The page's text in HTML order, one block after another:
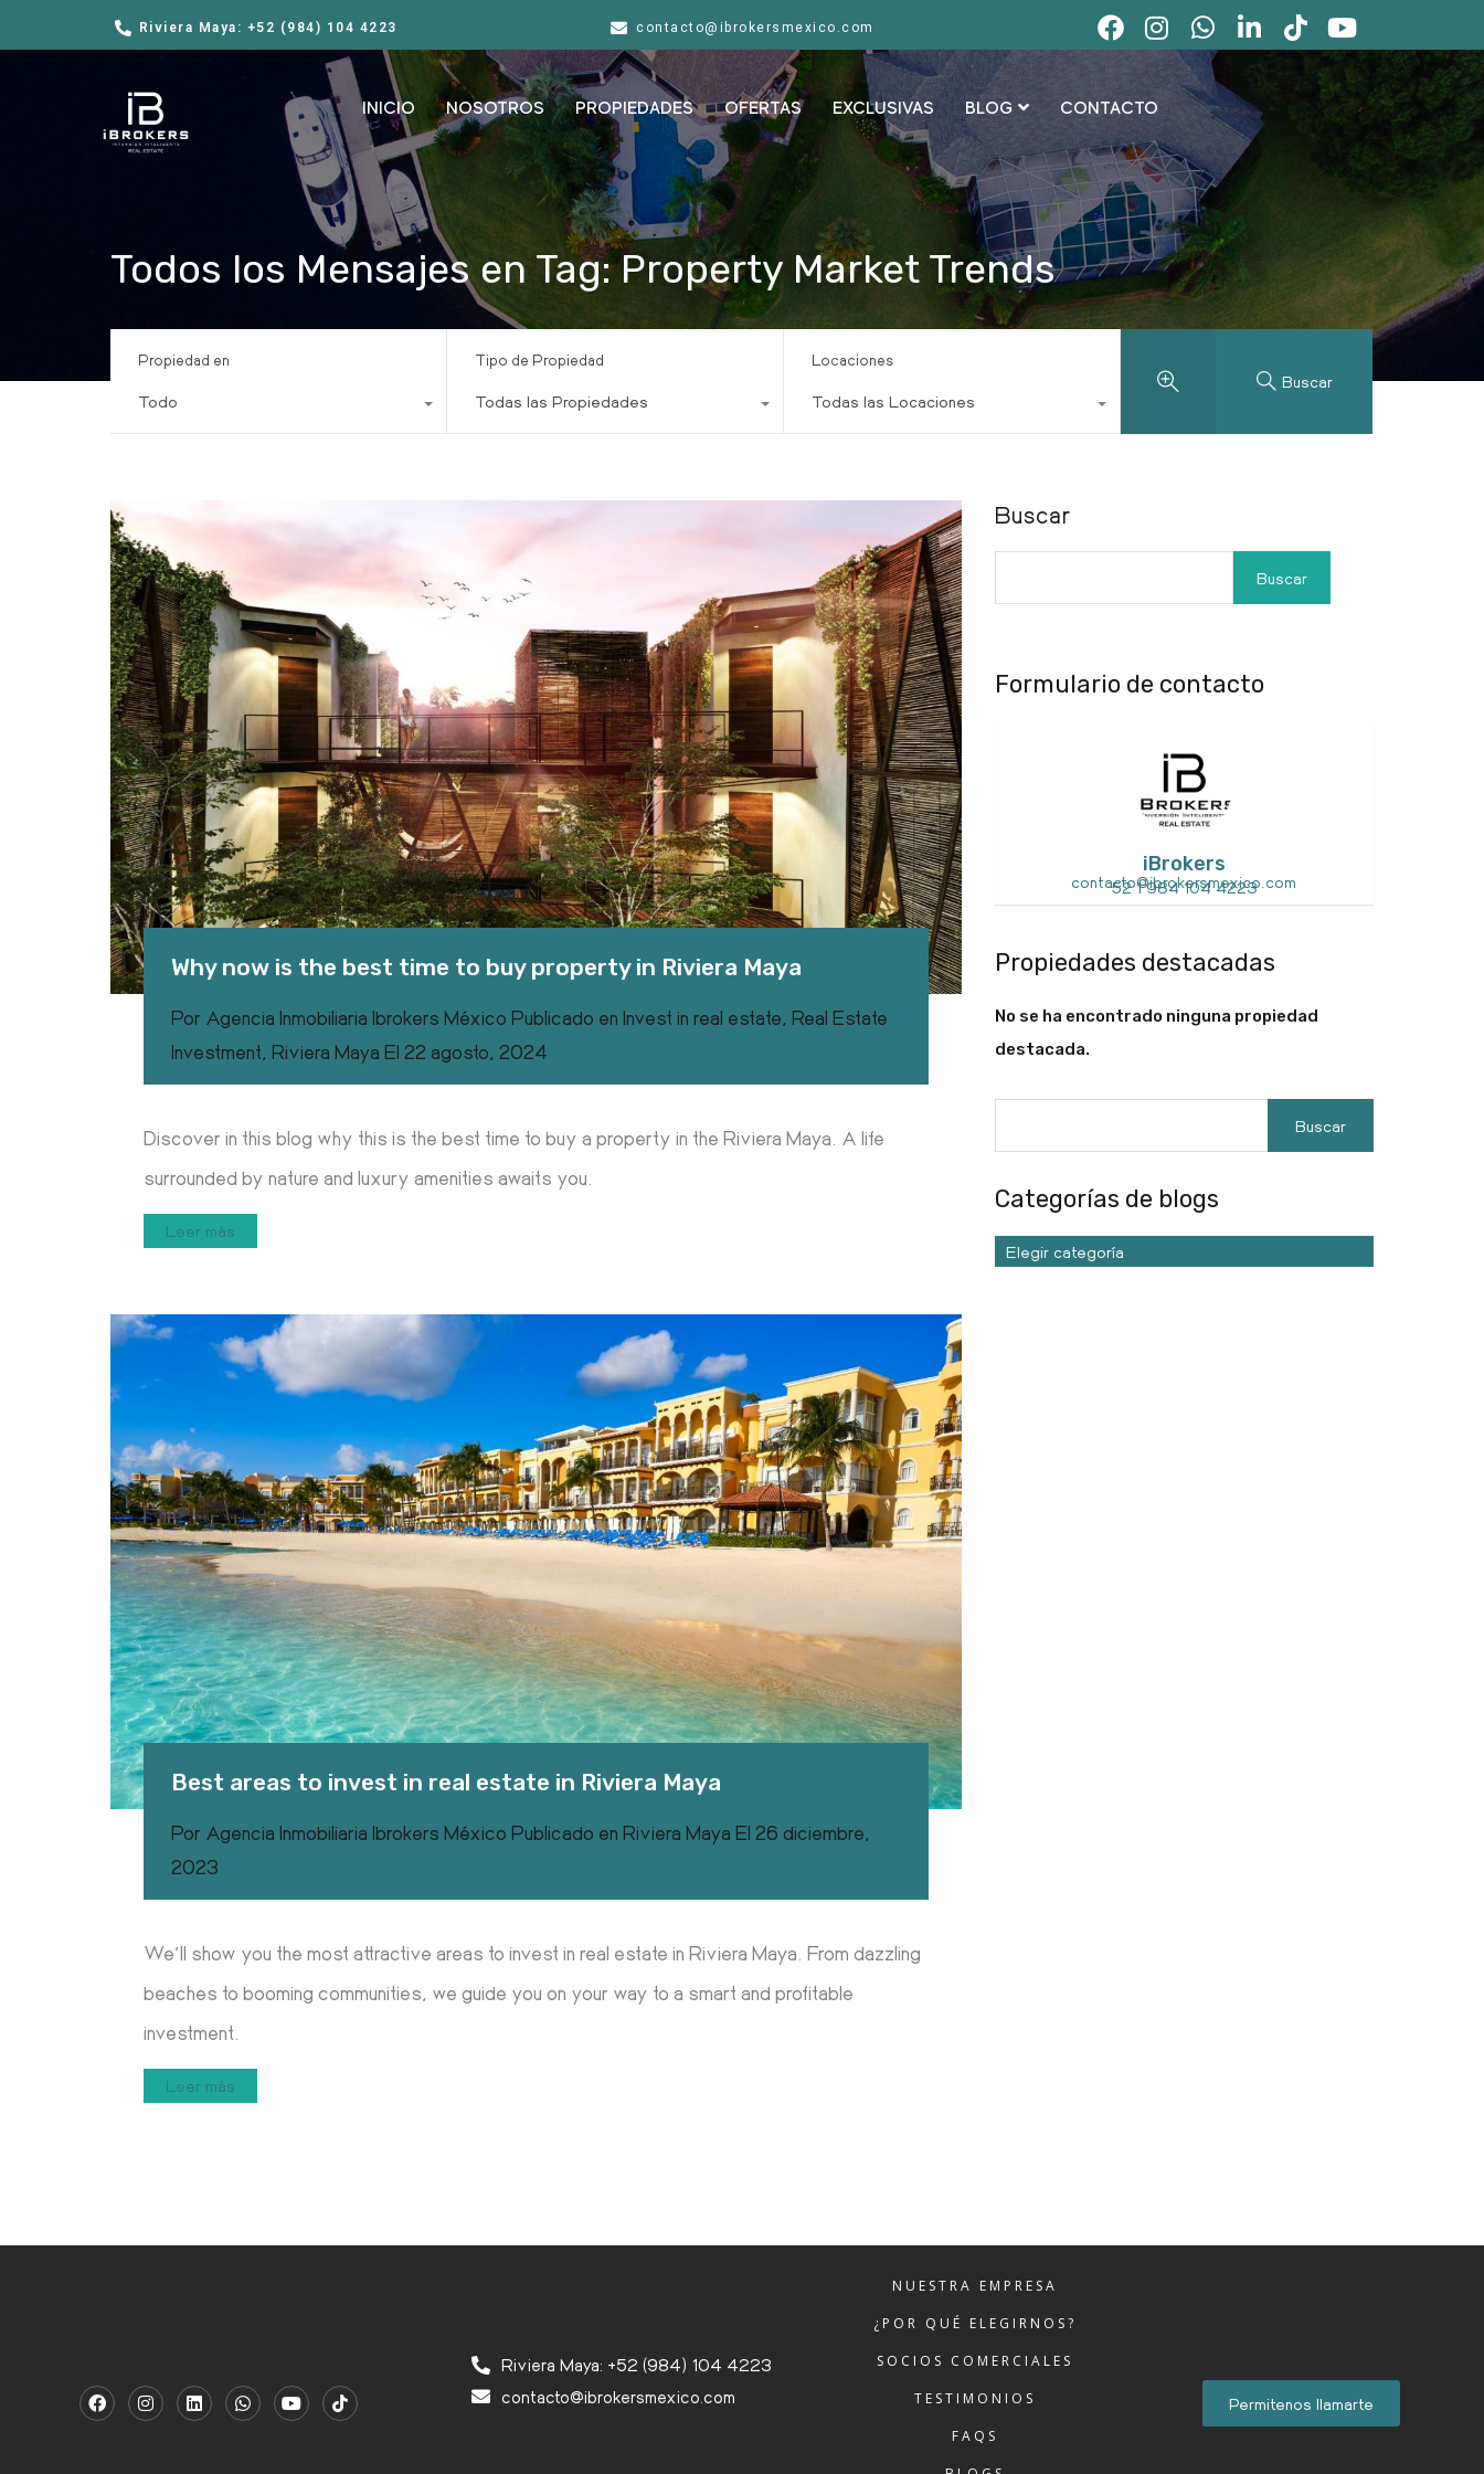
Riviera Maya: +52 (984) 104 4223 contacto@ibrokersmexico.com
INICIO NOSOTROS PROPIEDADES OFERTAS EXCLUSIVAS BLOG CONTACTO
Todos los Mensajes en Tag: Property Market Trends
Propiedad en
Todo
Tipo de Propiedad
Todas las Propiedades
Locaciones
Todas las Locaciones
Buscar
Why now is the best time to buy property in Riviera Maya
Por Agencia Inmobiliaria Ibrokers México Publicado en Invest in real estate, Real Estate
Investment, Riviera Maya El 22 agosto, 2024
Discover in this blog why this is the best time to buy a property in the Riviera Maya. A life
surrounded by nature and luxury amenities awaits you.
Leer más
Best areas to invest in real estate in Riviera Maya
Por Agencia Inmobiliaria Ibrokers México Publicado en Riviera Maya El 26 diciembre,
2023
We’ll show you the most attractive areas to invest in real estate in Riviera Maya. From dazzling
beaches to booming communities, we guide you on your way to a smart and profitable
investment.
Leer más
Buscar
Buscar
Formulario de contacto
iBrokers
contacto@ibrokersmexico.com
52 1 984 104 4223
Propiedades destacadas
No se ha encontrado ninguna propiedad
destacada.
Categorías de blogs
Elegir categoría
Riviera Maya: +52 (984) 104 4223
contacto@ibrokersmexico.com
NUESTRA EMPRESA
¿POR QUÉ ELEGIRNOS?
SOCIOS COMERCIALES
TESTIMONIOS
FAQS
Permitenos llamarte